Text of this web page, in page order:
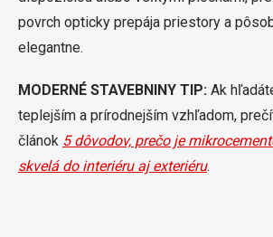
povrch opticky prepája priestory a
elegantne.
MODERNÉ STAVEBNINY TIP: Ak
teplejším a prírodnejším vzhľadom,
článok 5 dôvodov, prečo je
skvelá do interiéru aj exteriéru.